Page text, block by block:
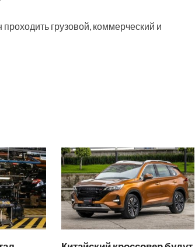
грузовой, коммерческий и